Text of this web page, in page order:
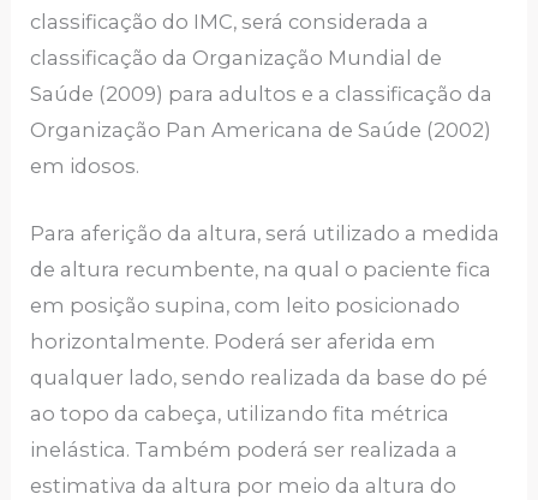
classificação do IMC, será considerada a
classificação da Organização Mundial de
Saúde (2009) para adultos e a classificação da
Organização Pan Americana de Saúde (2002)
em idosos.
Para aferição da altura, será utilizado a medida
de altura recumbente, na qual o paciente fica
em posição supina, com leito posicionado
horizontalmente. Poderá ser aferida em
qualquer lado, sendo realizada da base do pé
ao topo da cabeça, utilizando fita métrica
inelástica. Também poderá ser realizada a
estimativa da altura por meio da altura do